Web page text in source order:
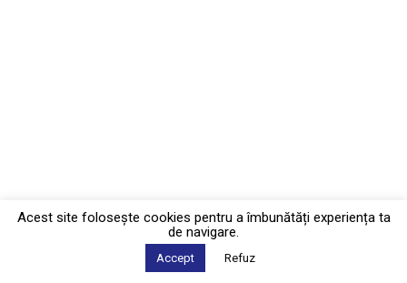
Acest site foloseşte cookies pentru a îmbunătăți experiența ta
de navigare.
Accept Refuz